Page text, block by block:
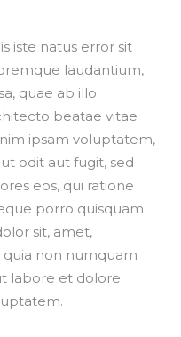
iste natus error sit
laudantium,
quae ab illo
beatae vitae
ipsam voluptatem,
odit aut fugit, sed
eos, qui ratione
porro quisquam
sit, amet,
quia non numquam
labore et dolore